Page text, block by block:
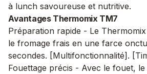
à lunch savoureuse et nutritive.
Avantages Thermomix TM7
Préparation rapide - Le
le fromage frais en une farce
secondes. [Multifonctionnalité].
Fouettage précis - Avec le fouet,